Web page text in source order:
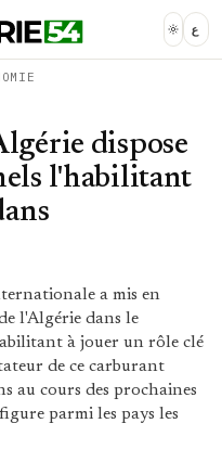
ع
dispose
l'habilitant
a mis en
l'Algérie dans le
à jouer un rôle clé
de ce carburant
au cours des prochaines
parmi les pays les